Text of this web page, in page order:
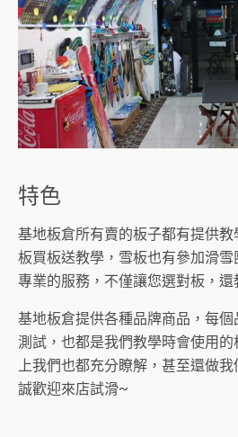
特色
基地板倉所有賣的板子都有提供
板買板送教學，雪板也有參加滑
專業的服務，不僅讓您選對板，還
基地板倉提供各種品牌商品，每
測試，也都是我們教學時會使用
上我們也都充分瞭解，甚至還做
誠歡迎來店試滑~